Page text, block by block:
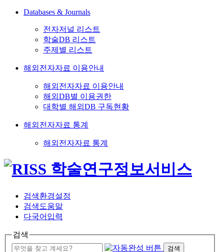
Databases & Journals
전자저널 리스트
학술DB 리스트
주제별 리스트
해외전자자료 이용안내
해외전자자료 이용안내
해외DB별 이용권한
대학별 해외DB 구독현황
해외전자자료 통계
해외전자자료 통계
검색환경설정
검색도움말
다국어입력
검색
검색